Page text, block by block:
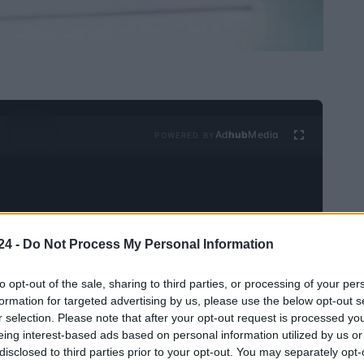
- Do Not Process My Personal Information
opt-out of the sale, sharing to third parties, or processing of your
for targeted advertising by us, please use the below opt-out
selection. Please note that after your opt-out request is processed
interest-based ads based on personal information utilized by us
to third parties prior to your opt-out. You may separately
Ad hubMedia
Ethereum [ETH] se han vuelto más evidentes,
los ETF al contado en los Estados Unidos.
expresado su preocupación por este riesgo,